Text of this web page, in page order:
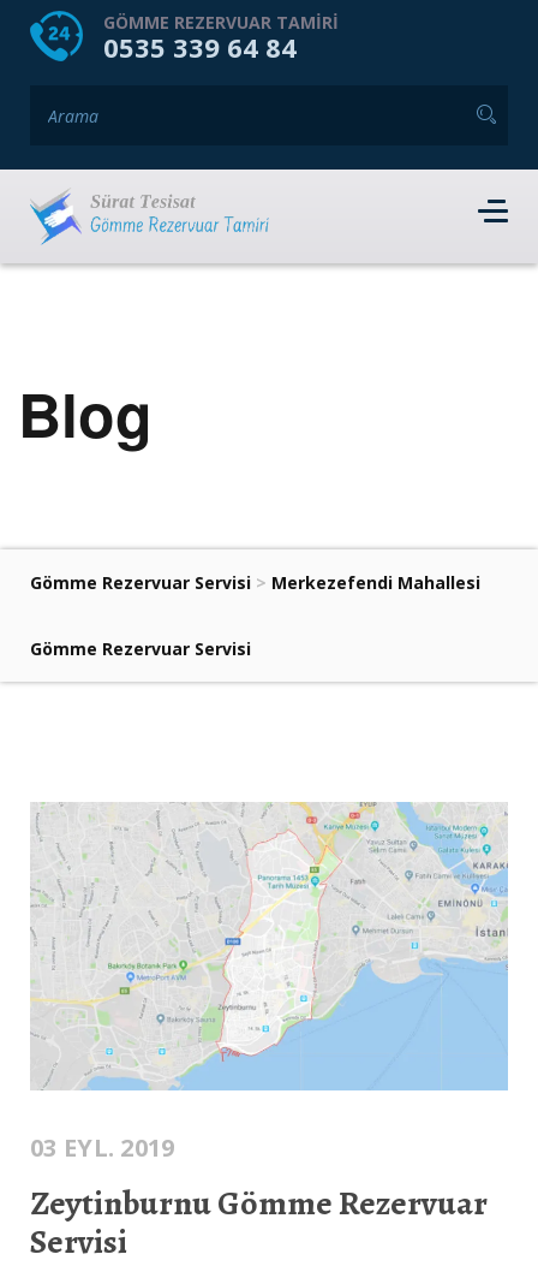
HOME HAKKIMIZDA
GÖMME REZERVUAR TAMIRI
0535 339 64 84
Blog
Gömme Rezervuar Servisi > Merkezefendi Mahallesi
Gömme Rezervuar Servisi
03 EYL. 2019
Zeytinburnu Gömme Rezervuar
Servisi